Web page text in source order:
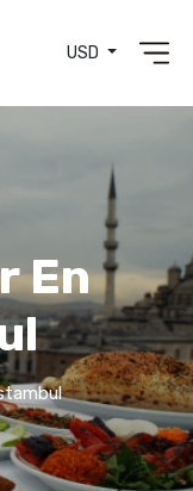
USD
En